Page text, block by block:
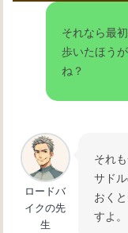
それなら最
歩いたほう
ね？
ロードバ
イクの先
生
それ
サド
おく
すよ。